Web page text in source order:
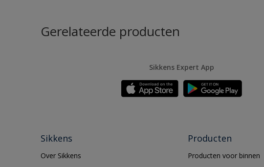
Gerelateerde producten
Sikkens Expert App
Sikkens
Over Sikkens
Producten
Producten voor binnen